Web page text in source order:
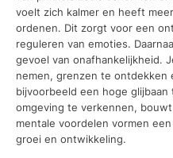
voelt zich kalmer en heeft
ordenen. Dit zorgt voor een
reguleren van emoties.
gevoel van onafhankelijkheid.
nemen, grenzen te ontdekken
bijvoorbeeld een hoge
omgeving te verkennen,
mentale voordelen vormen
groei en ontwikkeling.